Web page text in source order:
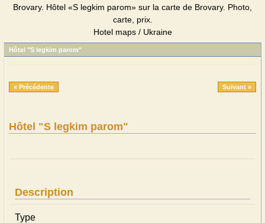
Brovary. Hôtel «S legkim parom» sur la carte de Brovary. Photo,
carte, prix.
Hotel maps / Ukraine
Hôtel "S legkim parom"
« Précédente Suivant »
Hôtel "S legkim parom"
Description
Type